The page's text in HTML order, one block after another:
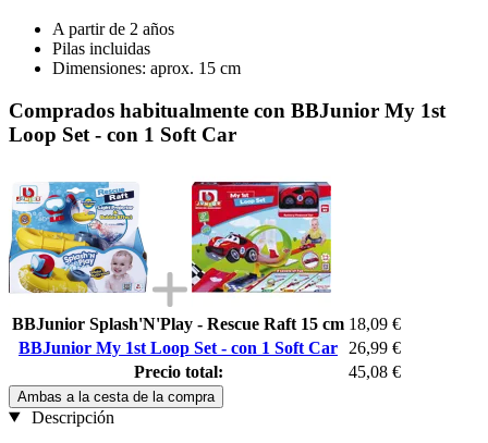
A partir de 2 años
Pilas incluidas
Dimensiones: aprox. 15 cm
Comprados habitualmente con BBJunior My 1st
Loop Set - con 1 Soft Car
BBJunior Splash'N'Play - Rescue Raft 15 cm 18,09 €
BBJunior My 1st Loop Set - con 1 Soft Car
26,99 €
Precio total:
45,08 €
Ambas a la cesta de la compra
Descripción